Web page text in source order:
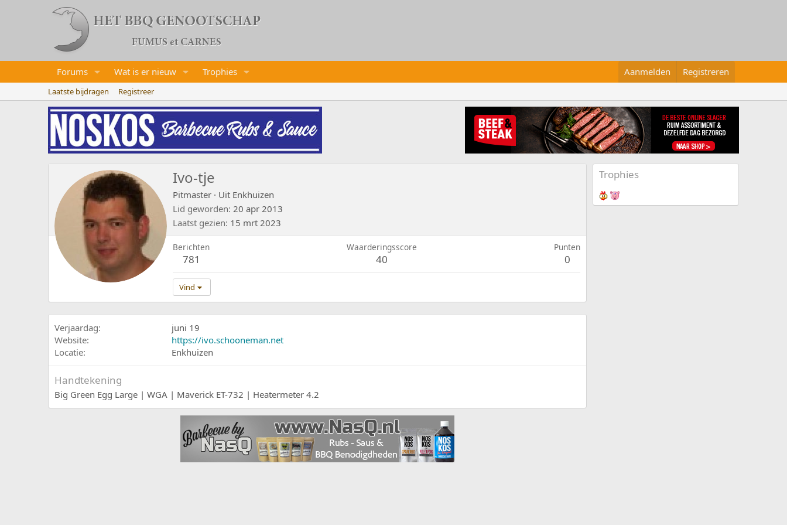
Forums Wat is er nieuw Trophies Aanmelden Registreren
Laatste bijdragen Registreer
Ivo-tje
Pitmaster · Uit Enkhuizen
Lid geworden 20 apr 2013
Laatst gezien 15 mrt 2023
Berichten
781
Waarderingsscore
40
Punten
0
Vind
Verjaardag
juni 19
Website
https://ivo.schooneman.net
Locatie
Enkhuizen
Handtekening
Big Green Egg Large | WGA | Maverick ET-732 | Heatermeter 4.2
Trophies